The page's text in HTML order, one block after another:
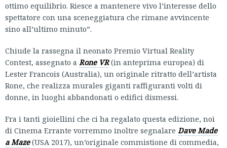
ottimo equilibrio. Riesce a mantenere vivo l’interesse dello
spettatore con una sceneggiatura che rimane avvincente
sino all’ultimo minuto”.
Chiude la rassegna il neonato Premio Virtual Reality
Contest, assegnato a Rone VR(in anteprima europea) di
Lester Francois (Australia), un originale ritratto dell’artista
Rone, che realizza murales giganti raffiguranti volti di
donne, in luoghi abbandonati o edifici dismessi.
Fra i tanti gioiellini che ci ha regalato questa edizione, noi
di Cinema Errante vorremmo inoltre segnalare Dave Made
a Maze(USA 2017), un’originale commistione di commedia,